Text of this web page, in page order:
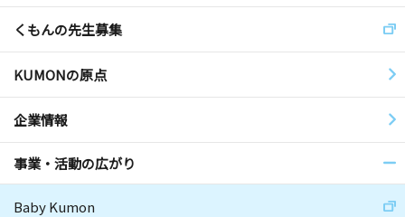
くもんの先生募集
KUMONの原点
企業情報
事業・活動の広がり
Baby Kumon